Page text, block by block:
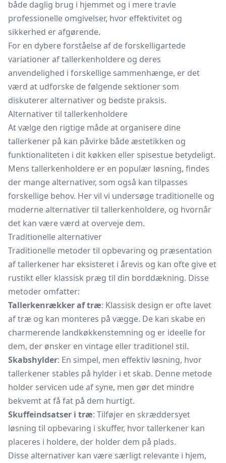
både daglig brug i hjemmet og i mere travle
professionelle omgivelser, hvor effektivitet og
sikkerhed er afgørende.
For en dybere forståelse af de forskelligartede
variationer af tallerkenholdere og deres
anvendelighed i forskellige sammenhænge, er det
værd at udforske de følgende sektioner som
diskuterer alternativer og bedste praksis.
Alternativer til tallerkenholdere
At vælge den rigtige måde at organisere dine
tallerkener på kan påvirke både æstetikken og
funktionaliteten i dit køkken eller spisestue betydeligt.
Mens tallerkenholdere er en populær løsning, findes
der mange alternativer, som også kan tilpasses
forskellige behov. Her vil vi undersøge traditionelle og
moderne alternativer til tallerkenholdere, og hvornår
det kan være værd at overveje dem.
Traditionelle alternativer
Traditionelle metoder til opbevaring og præsentation
af tallerkener har eksisteret i årevis og kan ofte give et
rustikt eller klassisk præg til din borddækning. Disse
metoder omfatter:
Tallerkenrækker af træ: Klassisk design er ofte lavet
af træ og kan monteres på vægge. De kan skabe en
charmerende landkøkkenstemning og er ideelle for
dem, der ønsker en vintage eller traditionel stil.
Skabshylder: En simpel, men effektiv løsning, hvor
tallerkener stables på hylder i et skab. Denne metode
holder servicen ude af syne, men gør det mindre
bekvemt at få fat på dem hurtigt.
Skuffeindsatser i træ: Tilføjer en skræddersyet
løsning til opbevaring i skuffer, hvor tallerkener kan
placeres i holdere, der holder dem på plads.
Disse alternativer kan være særligt relevante i hjem,